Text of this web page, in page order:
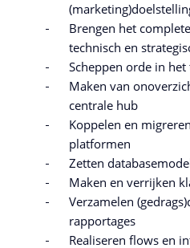
Brengen het
technisch en
Scheppen orde in
Maken van
centrale hub
Koppelen en
platformen
Zetten
Maken en verrijken
Verzamelen
rapportages
Realiseren flows en